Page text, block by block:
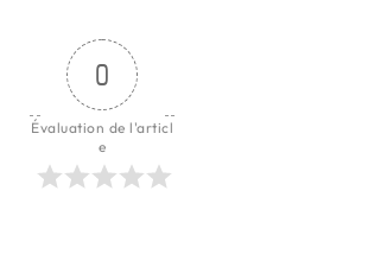
0
Évaluation de l'articl
e